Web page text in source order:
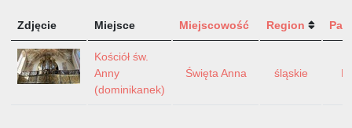
Zdjęcie Miejsce Miejscowość Region
Kościół św.
Anny
(dominikanek)
Święta Anna śląskie